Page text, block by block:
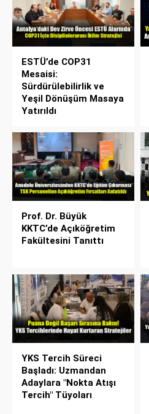
ESTÜ’de COP31
Mesaisi:
Sürdürülebilirlik ve
Yeşil Dönüşüm Masaya
Yatırıldı
Prof. Dr. Büyük
KKTC’de Açıköğretim
Fakültesini Tanıttı
YKS Tercih Süreci
Başladı: Uzmandan
Adaylara "Nokta Atışı
Tercih" Tüyoları